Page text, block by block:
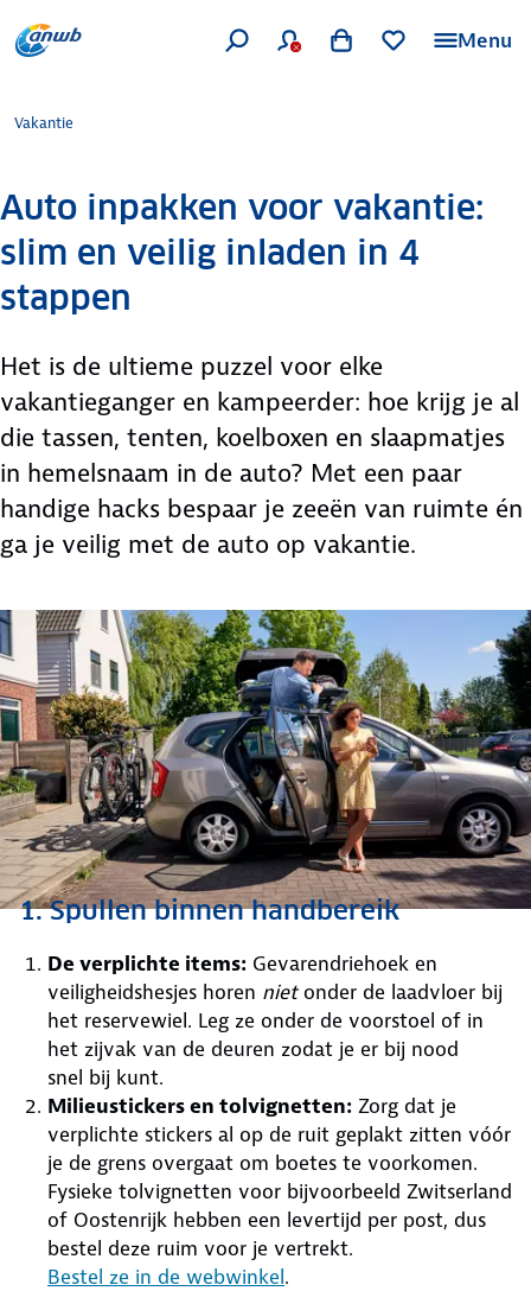
Menu
Vakantie
Auto inpakken voor vakantie:
slim en veilig inladen in 4
stappen
Het is de ultieme puzzel voor elke
vakantieganger en kampeerder: hoe krijg je al
die tassen, tenten, koelboxen en slaapmatjes
in hemelsnaam in de auto? Met een paar
handige hacks bespaar je zeeën van ruimte én
ga je veilig met de auto op vakantie.
1. Spullen binnen handbereik
De verplichte items: Gevarendriehoek en
veiligheidshesjes horen nietonder de laadvloer bij
het reservewiel. Leg ze onder de voorstoel of in
het zijvak van de deuren zodat je er bij nood
snel bij kunt.
Milieustickers en tolvignetten: Zorg dat je
verplichte stickers al op de ruit geplakt zitten vóór
je de grens overgaat om boetes te voorkomen.
Fysieke tolvignetten voor bijvoorbeeld Zwitserland
of Oostenrijk hebben een levertijd per post, dus
bestel deze ruim voor je vertrekt.
Bestel ze in de webwinkel.